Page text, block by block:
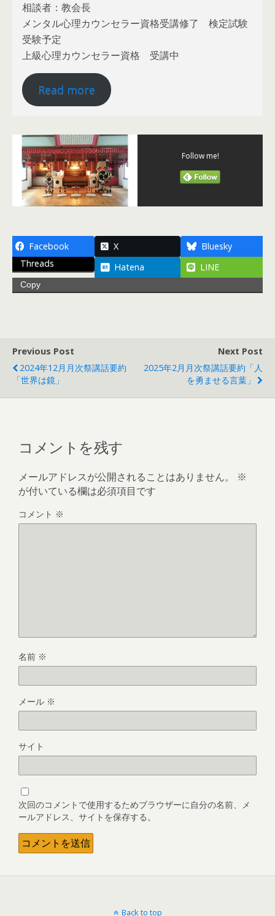
相談者：教会長
メンタル心理カウンセラー資格受講修了 検定試験
受験予定
上級心理カウンセラー資格 受講中
Read more
Follow me!
Facebook X
Bluesky
Threads
Hatena LINE
Copy
Previous Post
2024年12月月次祭講話要約
「世界は鏡」
Next Post
2025年2月月次祭講話要約「人
を勇ませる言葉」
コメントを残す
メールアドレスが公開されることはありません。
※
が付いている欄は必須項目です
コメント ※
名前 ※
メール ※
サイト
次回のコメントで使用するためブラウザーに自分の名前、メ
ールアドレス、サイトを保存する。
Back to top